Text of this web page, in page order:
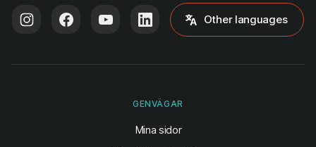
Other languages
GENVÄGAR
Mina sidor(öppnas i ny flik)